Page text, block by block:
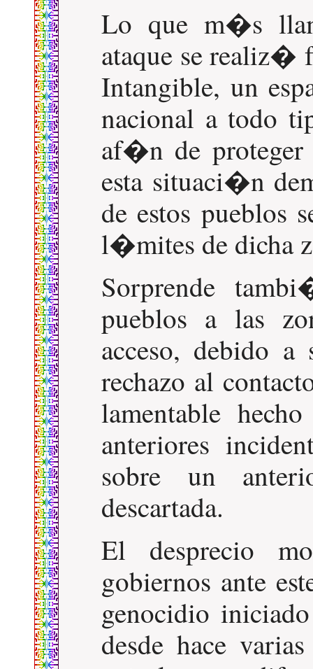
Lo que m�s
ataque se realiz�
Intangible, un
nacional a todo
af�n de proteger
esta situaci�n
de estos pueblos
l�mites de dicha
Sorprende
pueblos a las
acceso, debido a
rechazo al
lamentable
anteriores
sobre un
descartada.
El desprecio
gobiernos ante
genocidio
desde hace